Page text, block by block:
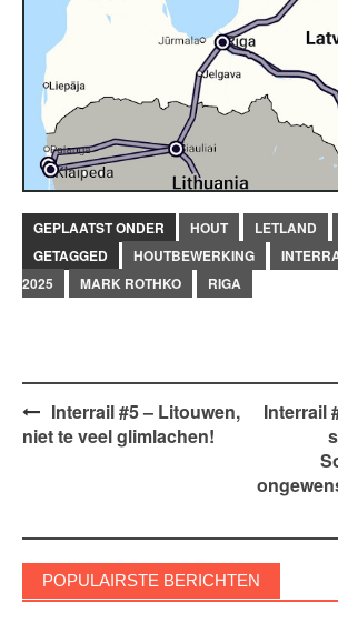
GEPLAATST ONDER HOUT LETLAND
GETAGGED
HOUTBEWERKING
2025
MARK ROTHKO RIGA
Bericht
navigatie
Interrail #5 – Litouwen,
niet te veel glimlachen!
Interrail
POPULAIRSTE BERICHTEN